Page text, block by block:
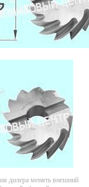
дилера менять внешний